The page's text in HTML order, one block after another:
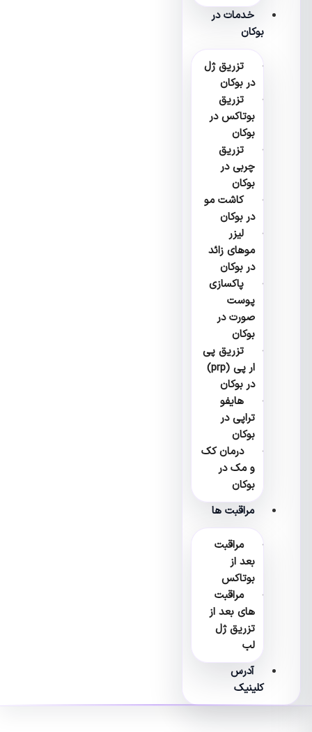
خدمات در
بوکان
تزریق ژل
در بوکان
تزریق
بوتاکس در
بوکان
تزریق
چربی در
بوکان
کاشت مو
در بوکان
لیزر
موهای زائد
در بوکان
پاکسازی
پوست
صورت در
بوکان
تزریق پی
ار پی (prp)
در بوکان
هایفو
تراپی در
بوکان
درمان کک
و مک در
بوکان
مراقبت ها
مراقبت
بعد از
بوتاکس
مراقبت
های بعد از
تزریق ژل
آدرس
کلینیک